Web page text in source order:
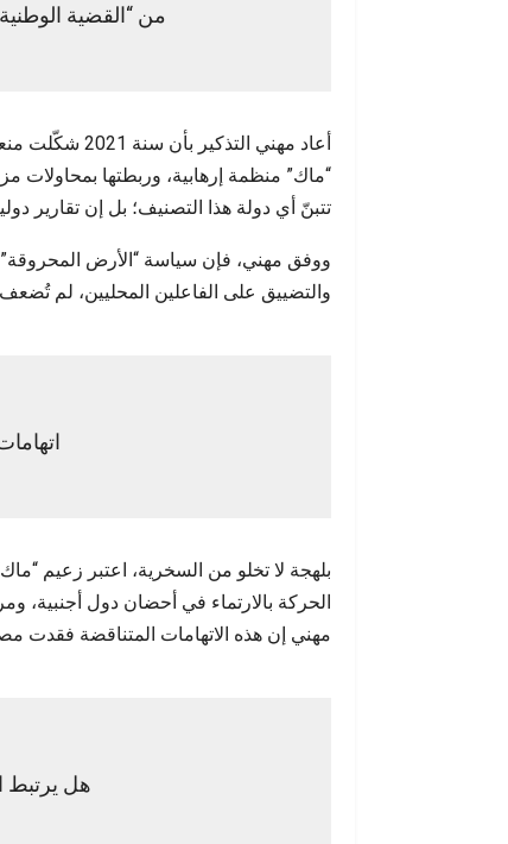
من “القضية
أعاد مهني
“ماك” منظمة إرهابية، وربطتها بمحاولات
تتبنّ أي دولة هذا التصنيف؛ بل إن تقارير
ووفق مهني، فإن سياسة “الأرض المحروقة”
والتضييق على الفاعلين المحليين، لم
بلهجة لا تخلو من السخرية، اعتبر زعيم
الحركة بالارتماء في أحضان دول أجنبية،
مهني إن هذه الاتهامات المتناقضة فقدت
هل يرتبط